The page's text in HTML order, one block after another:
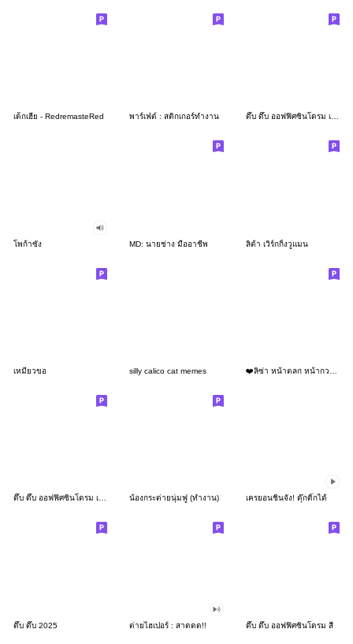
เด็กเฮีย - RedremasteRed พาร์เฟ่ต์ : สติกเกอร์ทำงาน ดึ๊บ ดึ๊บ ออฟฟิศซินโดรม เจ็ด
โพก้าซัง MD: นายช่าง มืออาชีพ ลิต้า เวิร์กกิ้งวูแมน
เหมียวขอ silly calico cat memes
ดึ๊บ ดึ๊บ ออฟฟิศซินโดรม เก้า น้องกระต่ายนุ่มฟู (ทำงาน) เครยอนชินจัง! ดุ๊กดิ๊กได้
ดึ๊บ ดึ๊บ 2025 ต่ายไฮเปอร์ : สาดดด!! ดึ๊บ ดึ๊บ ออฟฟิศซินโดรม สี่